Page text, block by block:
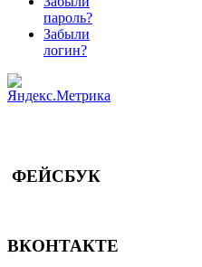
пароль?
Забыли
логин?
ФЕЙСБУК
ВКОНТАКТЕ